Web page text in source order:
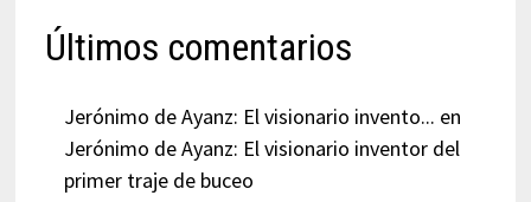
Últimos comentarios
Jerónimo de Ayanz: El visionario invento... en
Jerónimo de Ayanz: El visionario inventor del
primer traje de buceo